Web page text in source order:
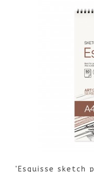
'Esquisse sketch